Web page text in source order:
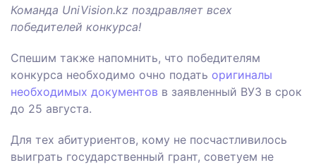
Команда UniVision.kz поздравляет всех
победителей конкурса!
Спешим также напомнить, что победителям
конкурса необходимо очно подать оригиналы
необходимых документов в заявленный ВУЗ в срок
до 25 августа.
Для тех абитуриентов, кому не посчастливилось
выиграть государственный грант, советуем не